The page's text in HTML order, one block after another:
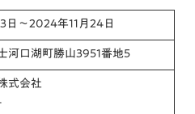
～2024年11月24日
口湖町勝山3951番地5
式会社